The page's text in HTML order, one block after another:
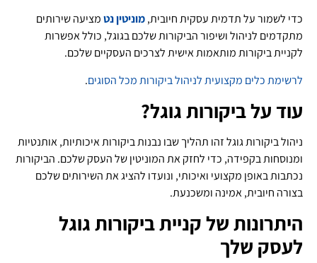
כדי לשמור על תדמית עסקית חיובית,מוניטין נטמציעה שירותים
מתקדמים לניהול ושיפור הביקורות שלכם בגוגל, כולל אפשרות
לקניית ביקורות מותאמות אישית לצרכים העסקיים שלכם.
לרשימת כלים מקצועית לניהול ביקורות מכל הסוגים.
עוד על ביקורות גוגל?
ניהול ביקורות גוגל זהו תהליך שבו נבנות ביקורות איכותיות, אותנטיות
ומנוסחות בקפידה, כדי לחזק את המוניטין של העסק שלכם. הביקורות
נכתבות באופן מקצועי ואיכותי, ונועדו להציג את השירותים שלכם
בצורה חיובית, אמינה ומשכנעת.
היתרונות של קניית ביקורות גוגל
לעסק שלך